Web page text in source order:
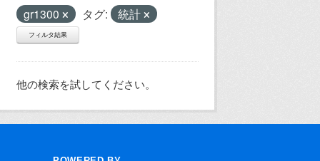
gr1300
タグ: 統計
フィルタ結果
他の検索を試してください。